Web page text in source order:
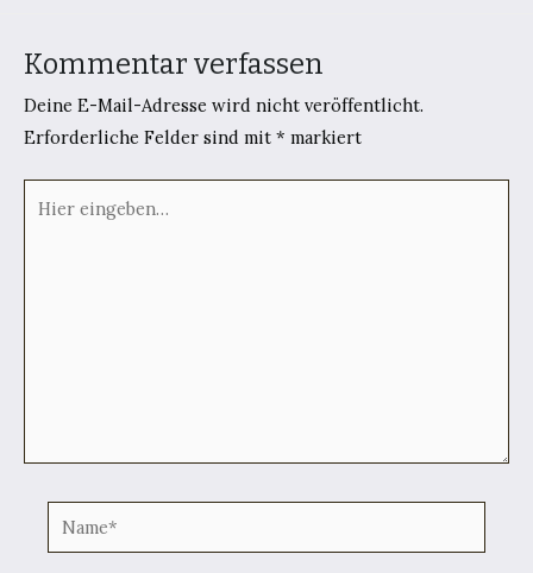
Kommentar verfassen
Deine E-Mail-Adresse wird nicht veröffentlicht.
Erforderliche Felder sind mit * markiert
eingeben…
Name*